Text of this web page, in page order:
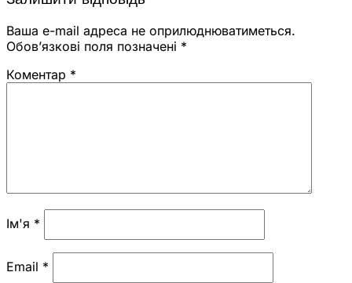
Ваша e-mail адреса не оприлюднюватиметься.
Обов’язкові поля позначені *
Коментар *
Ім'я *
Email *